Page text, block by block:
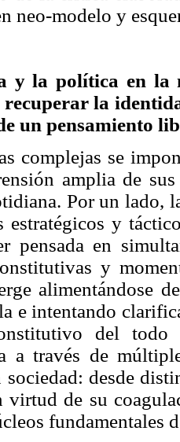
neo-modelo y
y la política en la
recuperar la
un pensamiento
complejas se
amplia de
Por un lado,
estratégicos y
pensada en
y
alimentándose
e intentando
del todo
a través de
sociedad: desde
virtud de su
fundamentales